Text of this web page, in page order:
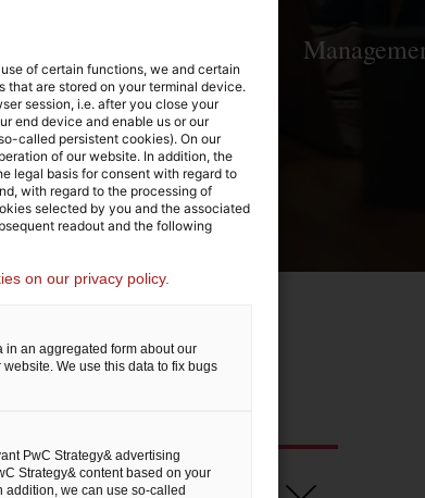
Strategy&
of certain functions, we and certain
that are stored on your terminal device.
session, i.e. after you close your
end device and enable us or our
called persistent cookies). On our
of our website. In addition, the
legal basis for consent with regard to
with regard to the processing of
selected by you and the associated
readout and the following
on our privacy policy.
in an aggregated form about our
We use this data to fix bugs
PwC Strategy& advertising
Strategy& content based on your
addition, we can use so-called